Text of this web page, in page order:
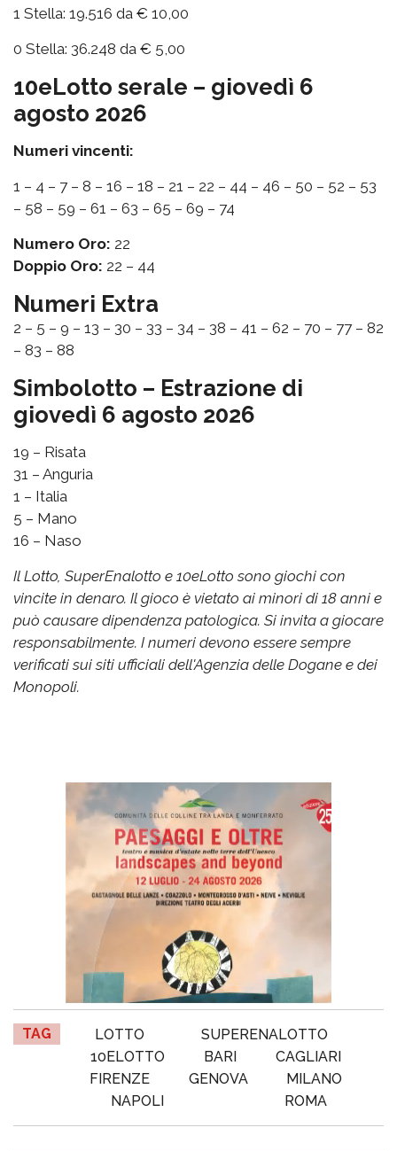
1 Stella: 19.516 da € 10,00
0 Stella: 36.248 da € 5,00
10eLotto serale – giovedì 6
agosto 2026
Numeri vincenti:
1 – 4 – 7 – 8 – 16 – 18 – 21 – 22 – 44 – 46 – 50 – 52 – 53
– 58 – 59 – 61 – 63 – 65 – 69 – 74
Numero Oro: 22
Doppio Oro: 22 – 44
Numeri Extra
2 – 5 – 9 – 13 – 30 – 33 – 34 – 38 – 41 – 62 – 70 – 77 – 82
– 83 – 88
Simbolotto – Estrazione di
giovedì 6 agosto 2026
19 – Risata
31 – Anguria
1 – Italia
5 – Mano
16 – Naso
Il Lotto, SuperEnalotto e 10eLotto sono giochi con
vincite in denaro. Il gioco è vietato ai minori di 18 anni e
può causare dipendenza patologica. Si invita a giocare
responsabilmente. I numeri devono essere sempre
verificati sui siti ufficiali dell'Agenzia delle Dogane e dei
Monopoli.
TAG LOTTO
SUPERENALOTTO
10ELOTTO
BARI
CAGLIARI
FIRENZE
GENOVA
MILANO
NAPOLI
ROMA